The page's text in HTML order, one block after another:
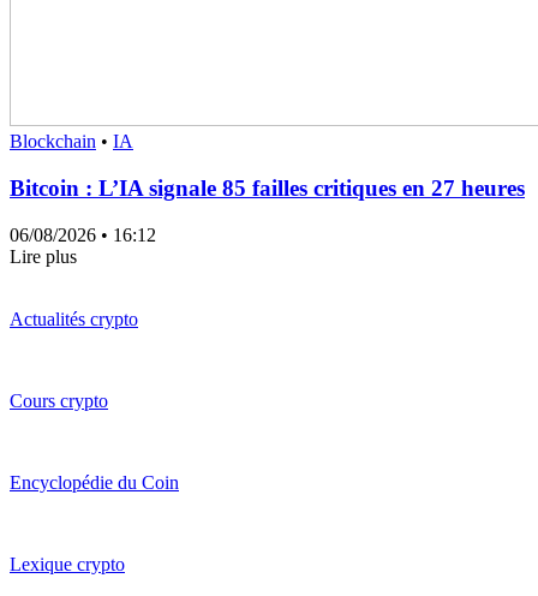
Blockchain • IA
Bitcoin : L’IA signale 85 failles critiques en 27 heures
06/08/2026 • 16:12
Lire plus
Actualités crypto
Cours crypto
Encyclopédie du Coin
Lexique crypto